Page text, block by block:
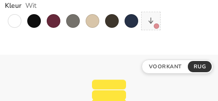
Kleur Wit
VOORKANT RUG